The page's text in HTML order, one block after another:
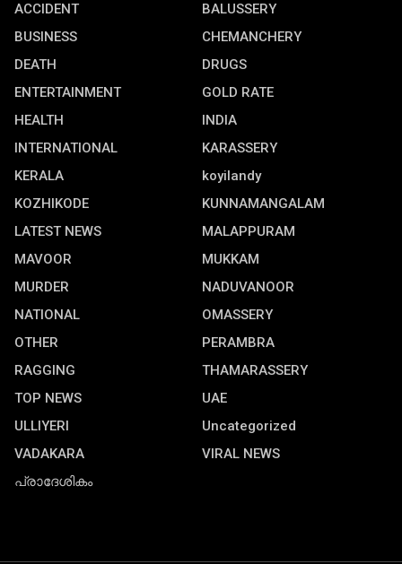
ACCIDENT
BALUSSERY
BUSINESS
CHEMANCHERY
DEATH
DRUGS
ENTERTAINMENT
GOLD RATE
HEALTH
INDIA
INTERNATIONAL
KARASSERY
KERALA
koyilandy
KOZHIKODE
KUNNAMANGALAM
LATEST NEWS
MALAPPURAM
MAVOOR
MUKKAM
MURDER
NADUVANOOR
NATIONAL
OMASSERY
OTHER
PERAMBRA
RAGGING
THAMARASSERY
TOP NEWS
UAE
ULLIYERI
Uncategorized
VADAKARA
VIRAL NEWS
പ്രാദേശികം